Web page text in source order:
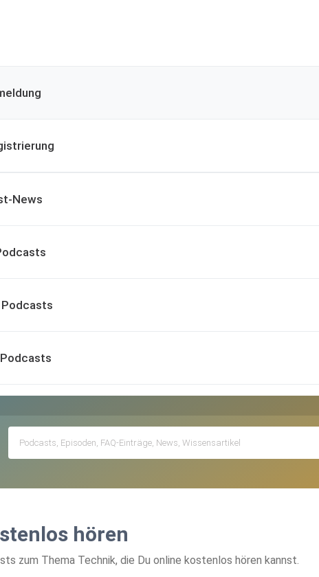
News
hören
zum Thema Technik, die Du online kostenlos hören kannst.